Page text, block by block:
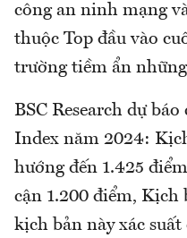
công an ninh mạng
thuộc Top đầu vào
trường tiềm ẩn
BSC Research dự
Index năm 2024:
hướng đến 1.425
cận 1.200 điểm, Kịch
kịch bản này xác suất